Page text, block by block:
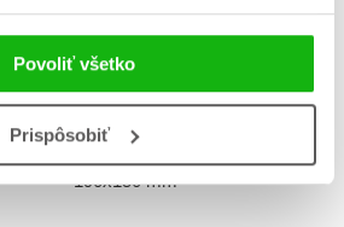
Povoliť všetko
Prispôsobiť
190x150 mm